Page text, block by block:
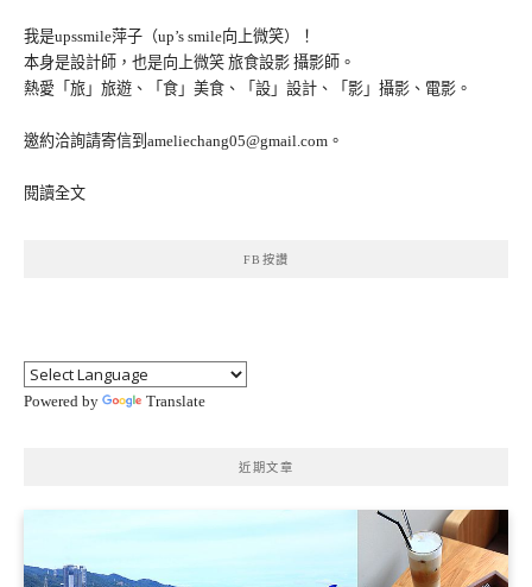
我是upssmile萍子（up’s smile向上微笑）！
本身是設計師，也是向上微笑 旅食設影 攝影師。
熱愛「旅」旅遊、「食」美食、「設」設計、「影」攝影、電影。
邀約洽詢請寄信到ameliechang05@gmail.com。
閱讀全文
FB按讚
Powered by Translate
近期文章